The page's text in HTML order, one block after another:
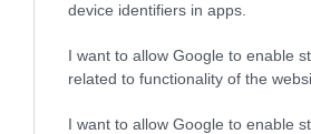
device identifiers in apps.
I want to allow Google to enable
related to functionality of the
I want to allow Google to enable
Európa légi közlekedését, de a
fogyasztóvédelmi vita végül a